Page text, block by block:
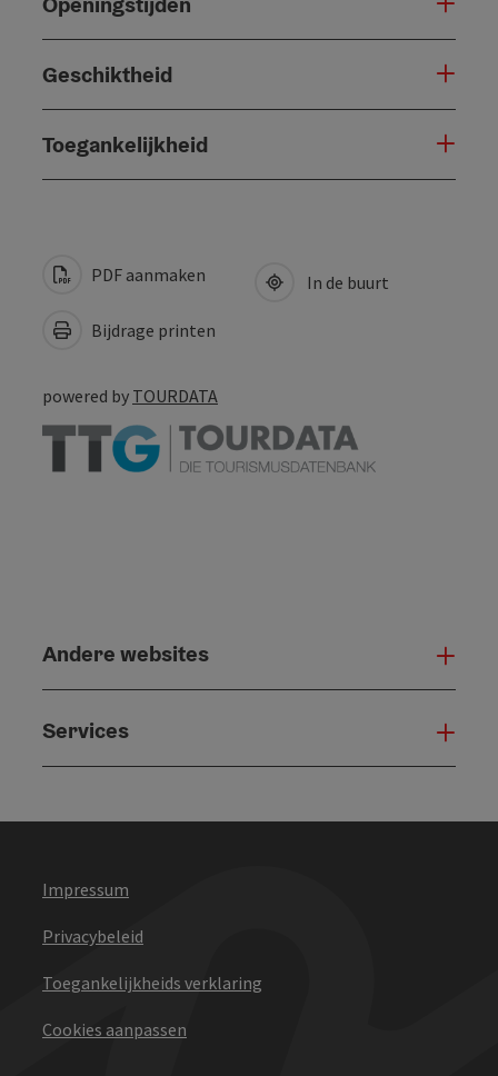
Geschiktheid
Toegankelijkheid
PDF aanmaken
Bijdrage printen
In de buurt
powered by TOURDATA
Andere websites
Services
Impressum
Privacybeleid
Toegankelijkheids verklaring
Cookies aanpassen